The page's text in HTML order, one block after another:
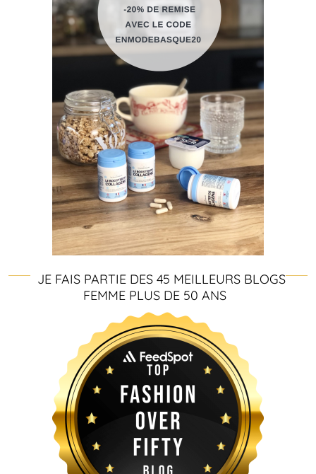
JE FAIS PARTIE DES 45 MEILLEURS BLOGS
FEMME PLUS DE 50 ANS